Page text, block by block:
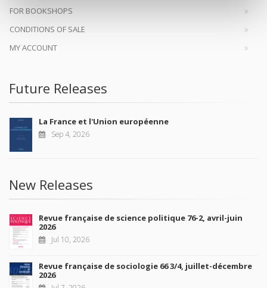
FOR BOOKSHOPS
CONDITIONS OF SALE
MY ACCOUNT
Future Releases
La France et l'Union européenne
Sep 4, 2026
New Releases
Revue française de science politique 76-2, avril-juin
2026
Jul 10, 2026
Revue française de sociologie 66 3/4, juillet-décembre
2026